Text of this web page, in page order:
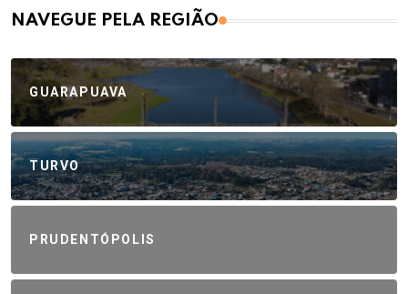
NAVEGUE PELA REGIÃO
GUARAPUAVA
TURVO
PRUDENTÓPOLIS